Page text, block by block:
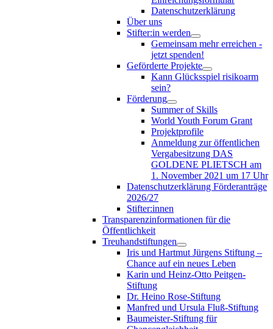
Datenschutzerklärung
Über uns
Stifter:in werden
Gemeinsam mehr erreichen -
jetzt spenden!
Geförderte Projekte
Kann Glücksspiel risikoarm
sein?
Förderung
Summer of Skills
World Youth Forum Grant
Projektprofile
Anmeldung zur öffentlichen
Vergabesitzung DAS
GOLDENE PLIETSCH am
1. November 2021 um 17 Uhr
Datenschutzerklärung Förderanträge
2026/27
Stifter:innen
Transparenzinformationen für die
Öffentlichkeit
Treuhandstiftungen
Iris und Hartmut Jürgens Stiftung –
Chance auf ein neues Leben
Karin und Heinz-Otto Peitgen-
Stiftung
Dr. Heino Rose-Stiftung
Manfred und Ursula Fluß-Stiftung
Baumeister-Stiftung für